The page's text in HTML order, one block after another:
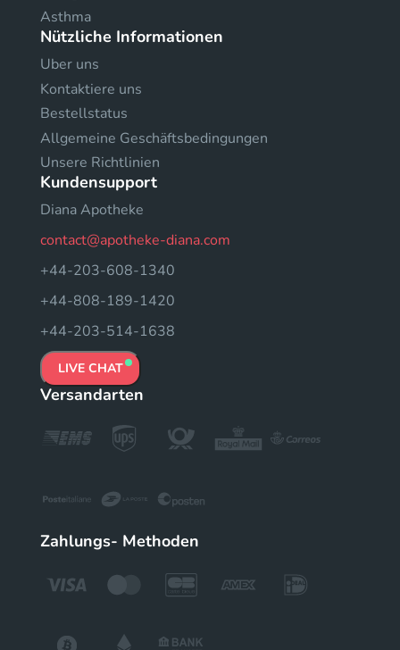
Asthma
Nützliche Informationen
Uber uns
Kontaktiere uns
Bestellstatus
Allgemeine Geschäftsbedingungen
Unsere Richtlinien
Kundensupport
Diana Apotheke
contact@apotheke-diana.com
+44-203-608-1340
+44-808-189-1420
+44-203-514-1638
LIVE CHAT
Versandarten
Zahlungs- Methoden